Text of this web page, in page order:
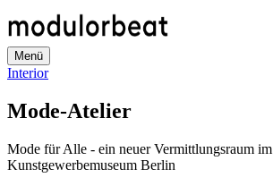
zum
Inhalt
Menü
Interior
Mode-Atelier
Mode für Alle - ein neuer Vermittlungsraum im
Kunstgewerbemuseum Berlin